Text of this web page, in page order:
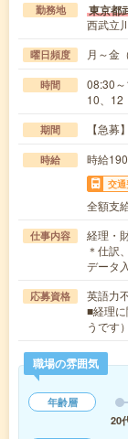
勤務地 東京都
西武立
曜日頻度 月～金
時間
08:30
10、
期間 【急
時給 時給
交
全額支
仕事内容
経理・
＊仕訳
データ
応募資格
英語力
■経理
うです）
職場の雰囲気
年齢層
20